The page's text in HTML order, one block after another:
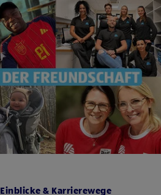
Einblicke & Karrierewege